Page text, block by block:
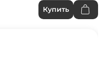
Купить